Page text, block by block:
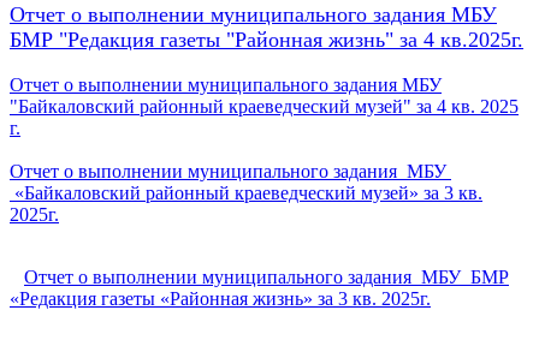
Отчет о выполнении муниципального задания МБУ
БМР "Редакция газеты "Районная жизнь" за 4 кв.2025г.
Отчет о выполнении муниципального задания МБУ
"Байкаловский районный краеведческий музей" за 4 кв. 2025
г.
Отчет о выполнении муниципального задания МБУ
«Байкаловский районный краеведческий музей» за 3 кв.
2025г.
Отчет о выполнении муниципального задания МБУ БМР
«Редакция газеты «Районная жизнь» за 3 кв. 2025г.